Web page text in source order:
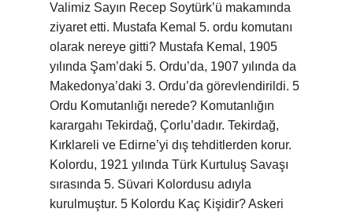
Valimiz Sayın Recep Soytürk’ü makamında
ziyaret etti. Mustafa Kemal 5. ordu komutanı
olarak nereye gitti? Mustafa Kemal, 1905
yılında Şam’daki 5. Ordu’da, 1907 yılında da
Makedonya’daki 3. Ordu’da görevlendirildi. 5
Ordu Komutanlığı nerede? Komutanlığın
karargahı Tekirdağ, Çorlu’dadır. Tekirdağ,
Kırklareli ve Edirne’yi dış tehditlerden korur.
Kolordu, 1921 yılında Türk Kurtuluş Savaşı
sırasında 5. Süvari Kolordusu adıyla
kurulmuştur. 5 Kolordu Kaç Kişidir? Askeri